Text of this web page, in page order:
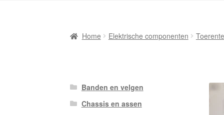
Over ons PrivacybeleidWereldwijde
Home Elektrische componenten
Banden en velgen
Chassis en assen